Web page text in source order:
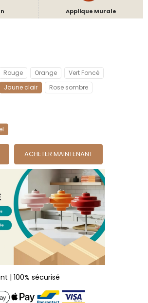
Applique Murale
Rouge Orange
Vert Foncé
Jaune clair
Rose sombre
ACHETER MAINTENANT
| 100% sécurisé